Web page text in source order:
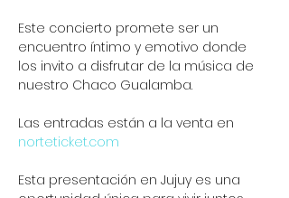
Este concierto promete ser un
encuentro íntimo y emotivo donde
los invito a disfrutar de la música de
nuestro Chaco Gualamba.
Las entradas están a la venta en
norteticket.com
Esta presentación en Jujuy es una